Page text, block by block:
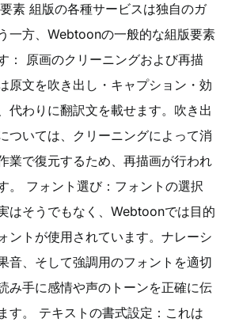
素 組版の各種サービスは独自のガ
一方、Webtoonの一般的な組版要素
： 原画のクリーニングおよび再描
原文を吹き出し・キャプション・効
代わりに翻訳文を載せます。吹き出
ついては、クリーニングによって消
業で復元するため、再描画が行われ
。 フォント選び：フォントの選択
はそうでもなく、Webtoonでは目的
ントが使用されています。ナレーシ
音、そして強調用のフォントを適切
み手に感情や声のトーンを正確に伝
す。 テキストの書式設定：これは